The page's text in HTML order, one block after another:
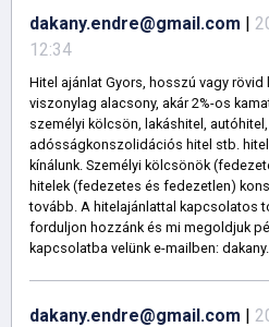
dakany.endre@gmail.com |
12:34
Hitel ajánlat Gyors, hosszú vagy
viszonylag alacsony, akár 2%-os
személyi kölcsön, lakáshitel,
adósságkonszolidációs hitel stb.
kínálunk. Személyi kölcsönök
hitelek (fedezetes és fedezetlen)
tovább. A hitelajánlattal kapcsolatos
forduljon hozzánk és mi megoldjuk
kapcsolatba velünk e-mailben:
dakany.endre@gmail.com |